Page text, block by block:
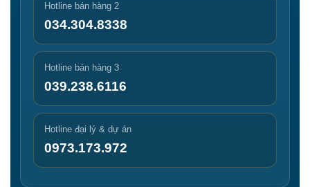
Hotline bán hàng 2
034.304.8338
Hotline bán hàng 3
039.238.6116
Hotline đại lý & dự án
0973.173.972